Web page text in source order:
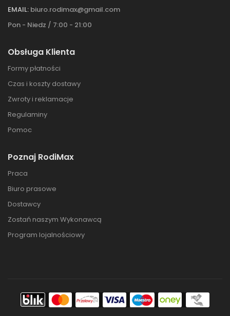
EMAIL: biuro.rodimax@gmail.com
Pon - Niedz / 7:00 - 21:00
Obsługa Klienta
Formy płatności
Czas i koszty dostawy
Zwroty i reklamacje
Regulaminy
Pomoc
Poznaj RodiMax
Praca
Biuro prasowe
Dostawcy
Zostań naszym Wykonawcą
Program lojalnościowy